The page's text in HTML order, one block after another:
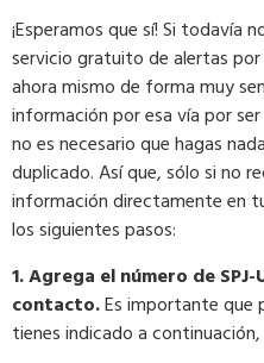
¡Esperamos que sí! Si todavía
servicio gratuito de alertas por
ahora mismo de forma muy
información por esa vía por
no es necesario que hagas
duplicado. Así que, sólo si no
información directamente en
los siguientes pasos:
1. Agrega el número de
contacto.Es importante que
tienes indicado a